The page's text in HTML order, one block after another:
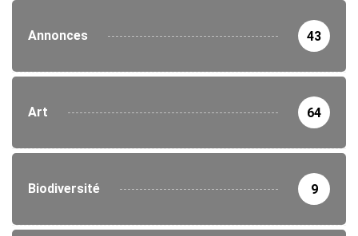
Annonces 43
Art 64
Biodiversité 9